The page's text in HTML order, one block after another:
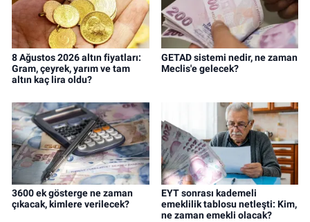
8 Ağustos 2026 altın fiyatları:
Gram, çeyrek, yarım ve tam
altın kaç lira oldu?
GETAD sistemi nedir, ne zaman
Meclis'e gelecek?
3600 ek gösterge ne zaman
çıkacak, kimlere verilecek?
EYT sonrası kademeli
emeklilik tablosu netleşti: Kim,
ne zaman emekli olacak?